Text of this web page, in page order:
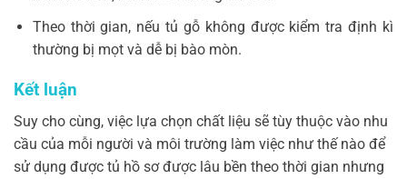
Theo thời gian, nếu tủ gỗ không được kiểm tra định kì
thường bị mọt và dễ bị bào mòn.
Kết luận
Suy cho cùng, việc lựa chọn chất liệu sẽ tùy thuộc vào nhu
cầu của mỗi người và môi trường làm việc như thế nào để
sử dụng được tủ hồ sơ được lâu bền theo thời gian nhưng